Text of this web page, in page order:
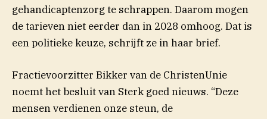
gehandicaptenzorg te schrappen. Daarom mogen
de tarieven niet eerder dan in 2028 omhoog. Dat is
een politieke keuze, schrijft ze in haar brief.
Fractievoorzitter Bikker van de ChristenUnie
noemt het besluit van Sterk goed nieuws. “Deze
mensen verdienen onze steun, de